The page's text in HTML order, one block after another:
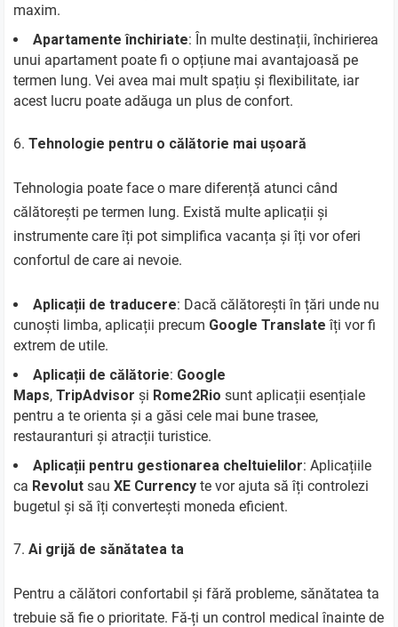
maxim.
Apartamente închiriate: În multe destinații, închirierea
unui apartament poate fi o opțiune mai avantajoasă pe
termen lung. Vei avea mai mult spațiu și flexibilitate, iar
acest lucru poate adăuga un plus de confort.
Tehnologie pentru o călătorie mai ușoară
Tehnologia poate face o mare diferență atunci când
călătorești pe termen lung. Există multe aplicații și
instrumente care îți pot simplifica vacanța și îți vor oferi
confortul de care ai nevoie.
Aplicații de traducere: Dacă călătorești în țări unde nu
cunoști limba, aplicații precum Google Translate îți vor fi
extrem de utile.
Aplicații de călătorie: Google
Maps,TripAdvisor și Rome2Rio sunt aplicații esențiale
pentru a te orienta și a găsi cele mai bune trasee,
restauranturi și atracții turistice.
Aplicații pentru gestionarea cheltuielilor: Aplicațiile
ca Revolut sauXE Currency te vor ajuta să îți controlezi
bugetul și să îți convertești moneda eficient.
Ai grijă de sănătatea ta
Pentru a călători confortabil și fără probleme, sănătatea ta
trebuie să fie o prioritate. Fă-ți un control medical înainte de